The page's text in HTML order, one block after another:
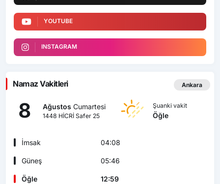
YOUTUBE
INSTAGRAM
Namaz Vakitleri Ankara
8 Ağustos Cumartesi
1448 HİCRİ Safer 25
Şuanki vakit
Öğle
İmsak 04:08
Güneş 05:46
Öğle 12:59